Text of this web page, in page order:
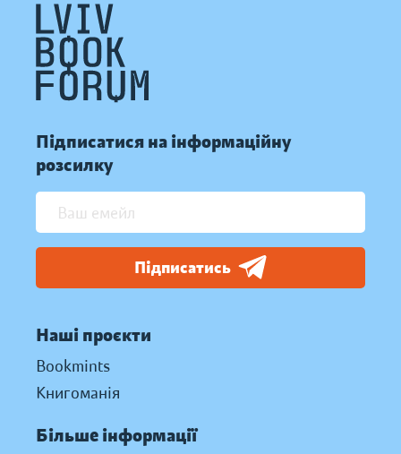
Підписатися на інформаційну
розсилку
Підписатись
Наші проєкти
Bookmints
Книгоманія
Більше інформації